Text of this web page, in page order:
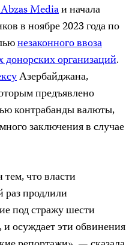
Mediaи начала
в ноябре 2023 года по
незаконного ввоза
донорских организаций.
Азербайджана,
предъявлено
контрабанды валюты,
заключения в случае
что власти
раз продлили
под стражу шести
осуждает эти обвинения